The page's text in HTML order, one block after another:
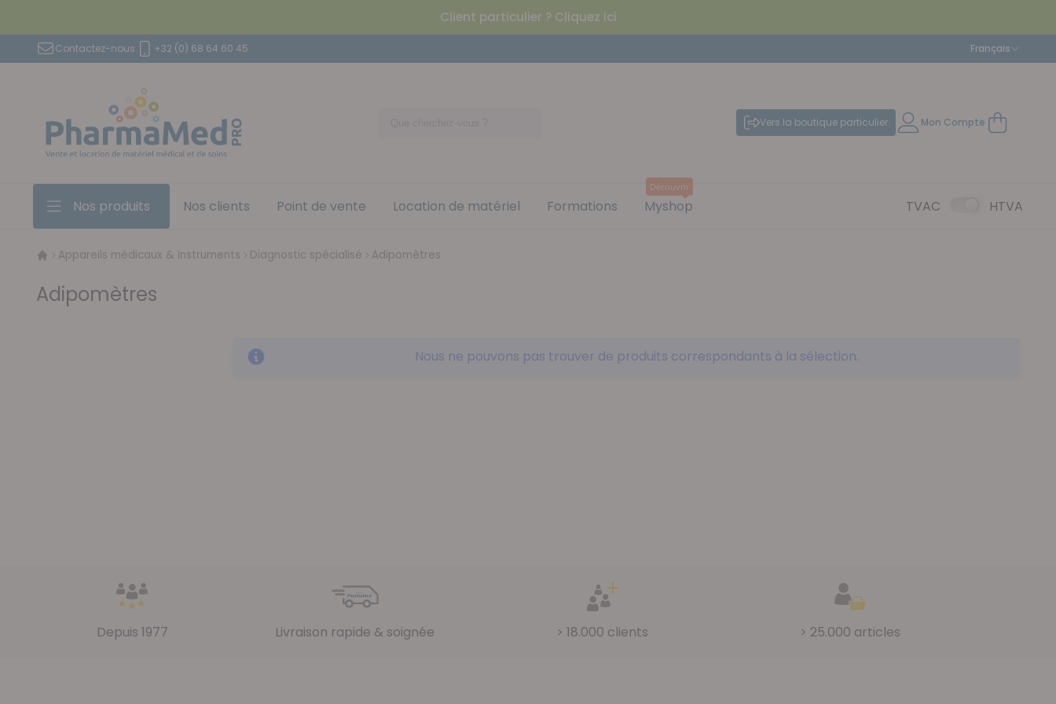
Client particulier ? Cliquez ici
Aller au contenu
Contactez-nous +32 (0) 68 64 60 45 Langue
Français
Vers la boutique particulier Mon Compte Mon panier
Nos produits Nos clients Point de vente Location de matériel Formations Myshop
Découvrir
TVAC HTVA
Appareils médicaux & instruments Diagnostic spécialisé Adipomètres
Adipomètres
Nous ne pouvons pas trouver de produits correspondants à la sélection.
Depuis 1977 Livraison rapide & soignée > 18.000 clients > 25.000 articles